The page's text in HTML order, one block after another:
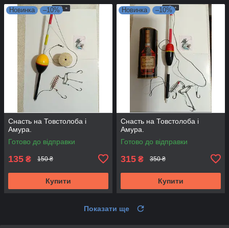
Новинка –10%
Снасть на Товстолоба і
Амура.
Готово до відправки
135 ₴ 150 ₴
Купити
Новинка –10%
Снасть на Товстолоба і
Амура.
Готово до відправки
315 ₴ 350 ₴
Купити
Показати ще